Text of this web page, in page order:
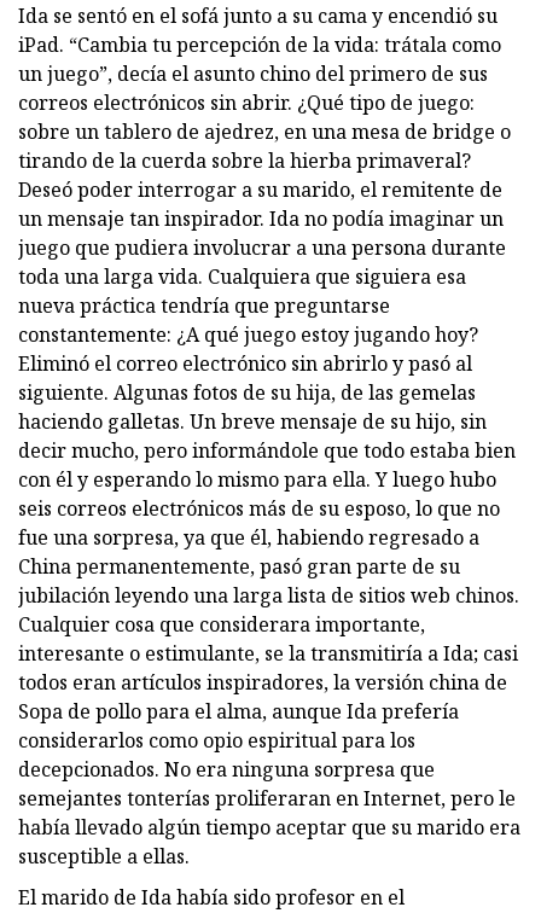
Ida se sentó en el sofá junto a su cama y encendió su
iPad. “Cambia tu percepción de la vida: trátala como
un juego”, decía el asunto chino del primero de sus
correos electrónicos sin abrir. ¿Qué tipo de juego:
sobre un tablero de ajedrez, en una mesa de bridge o
tirando de la cuerda sobre la hierba primaveral?
Deseó poder interrogar a su marido, el remitente de
un mensaje tan inspirador. Ida no podía imaginar un
juego que pudiera involucrar a una persona durante
toda una larga vida. Cualquiera que siguiera esa
nueva práctica tendría que preguntarse
constantemente: ¿A qué juego estoy jugando hoy?
Eliminó el correo electrónico sin abrirlo y pasó al
siguiente. Algunas fotos de su hija, de las gemelas
haciendo galletas. Un breve mensaje de su hijo, sin
decir mucho, pero informándole que todo estaba bien
con él y esperando lo mismo para ella. Y luego hubo
seis correos electrónicos más de su esposo, lo que no
fue una sorpresa, ya que él, habiendo regresado a
China permanentemente, pasó gran parte de su
jubilación leyendo una larga lista de sitios web chinos.
Cualquier cosa que considerara importante,
interesante o estimulante, se la transmitiría a Ida; casi
todos eran artículos inspiradores, la versión china de
Sopa de pollo para el alma, aunque Ida prefería
considerarlos como opio espiritual para los
decepcionados. No era ninguna sorpresa que
semejantes tonterías proliferaran en Internet, pero le
había llevado algún tiempo aceptar que su marido era
susceptible a ellas.
El marido de Ida había sido profesor en el